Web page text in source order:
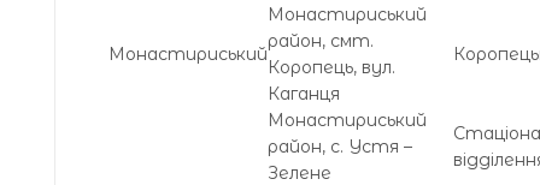
Монастириський
Монастириський
район, смт.
Коропець, вул.
Каганця
Монастириський
район, с. Устя –
Зелене